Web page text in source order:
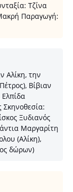
Τζίνα
Παραγωγή:
Αλίκη, την
Βίβιαν
Ξυδιανός
Μαργαρίτη
(Αλίκη),
δώρων)